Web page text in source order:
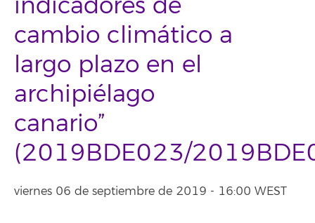
indicadores de
cambio climático a
largo plazo en el
archipiélago
canario”
(2019BDE023/
viernes 06 de septiembre de 2019 - 16:00 WEST